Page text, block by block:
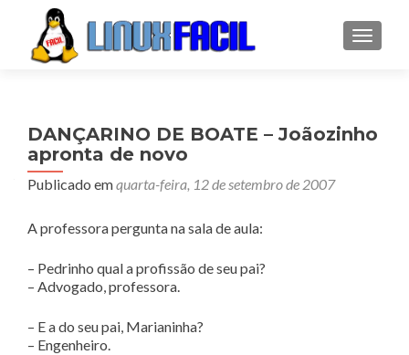
DANÇARINO DE BOATE – Joãozinho
apronta de novo
Publicado emquarta-feira, 12 de setembro de 2007
A professora pergunta na sala de aula:
– Pedrinho qual a profissão de seu pai?
– Advogado, professora.
– E a do seu pai, Marianinha?
– Engenheiro.